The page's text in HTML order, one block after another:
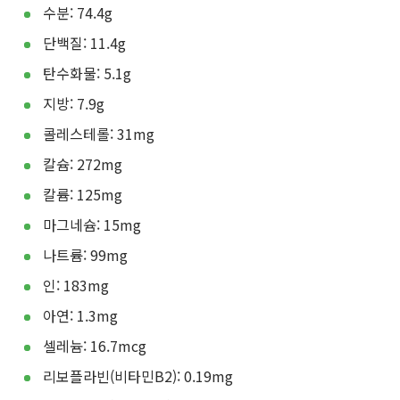
수분: 74.4g
단백질: 11.4g
탄수화물: 5.1g
지방: 7.9g
콜레스테롤: 31mg
칼슘: 272mg
칼륨: 125mg
마그네슘: 15mg
나트륨: 99mg
인: 183mg
아연: 1.3mg
셀레늄: 16.7mcg
리보플라빈(비타민B2): 0.19mg